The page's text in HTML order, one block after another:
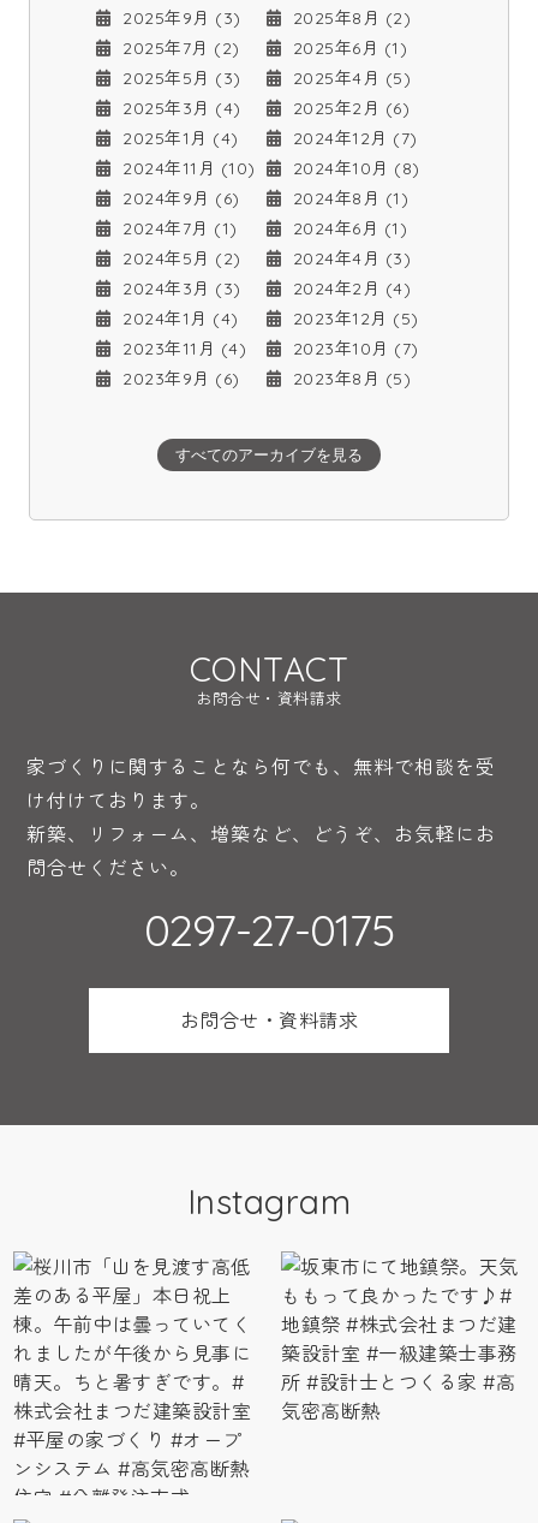
2025年9月 (3)
2025年8月 (2)
2025年7月 (2)
2025年6月 (1)
2025年5月 (3)
2025年4月 (5)
2025年3月 (4)
2025年2月 (6)
2025年1月 (4)
2024年12月 (7)
2024年11月 (10)
2024年10月 (8)
2024年9月 (6)
2024年8月 (1)
2024年7月 (1)
2024年6月 (1)
2024年5月 (2)
2024年4月 (3)
2024年3月 (3)
2024年2月 (4)
2024年1月 (4)
2023年12月 (5)
2023年11月 (4)
2023年10月 (7)
2023年9月 (6)
2023年8月 (5)
すべてのアーカイブを見る
CONTACT
お問合せ・資料請求
家づくりに関することなら何でも、無料で相談を受
け付けております。
新築、リフォーム、増築など、どうぞ、お気軽にお
問合せください。
0297-27-0175
お問合せ・資料請求
Instagram